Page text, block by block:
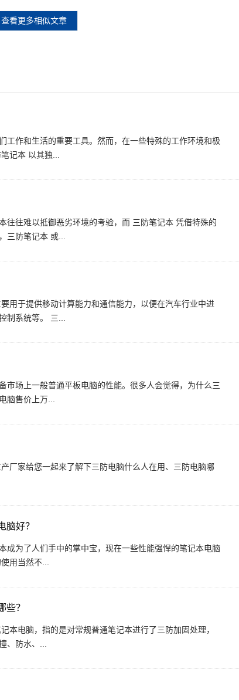
查看更多相似文章
工作和生活的重要工具。然而，在一些特殊的工作环境和极
记本 以其独...
往往难以抵御恶劣环境的考验，而 三防笔记本 凭借特殊的
三防笔记本 或...
用于提供移动计算能力和通信能力，以便在汽车行业中进
制系统等。 三...
市场上一般普通平板电脑的性能。很多人会觉得，为什么三
脑售价上万...
厂家给您一起来了解下三防电脑什么人在用、三防电脑哪
脑好？
成为了人们手中的掌中宝，现在一些性能强悍的笔记本电脑
用当然不...
些？
、防水、...